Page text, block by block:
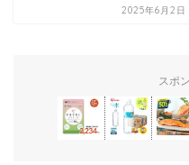
2025年6月2日
スポ